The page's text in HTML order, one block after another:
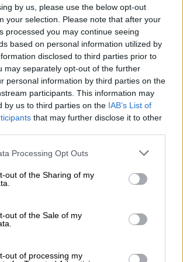
by us, please use the below opt-out
your selection. Please note that after your
processed you may continue seeing
based on personal information utilized by
disclosed to third parties prior to
may separately opt-out of the further
personal information by third parties on the
participants. This information may
by us to third parties on the IAB’s List of
that may further disclose it to other
this website/app uses one or more Google
visit or usage behaviour. You may click to
to Google and its third-party tags to
below specified purposes in below Google
Processing Opt Outs
out of the Sharing of my
out of the Sale of my
out of processing my
η Αστυνομία, μετά από
αστυνομική έρευναπου
Τμήμα Ασφαλείας Κορίνθου,
κατάλληλα και συνδυαστικά
αλλά και αποτελέσματα
τεχνικών μεθόδων, προέκυψε
συγκρότησαν από τις αρχές
2019, εγκληματική οργάνωση
ποσοτήτων κάνναβης
περιοχές της Κορινθίας, της
την παράνομη δραστηριότητά
τις
Αρχών,